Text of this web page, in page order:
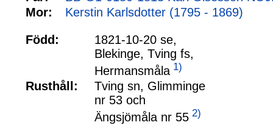
Mor:
Kerstin Karlsdotter (1795 - 1869)
Född:
1821-10-20 se,
Blekinge, Tving fs,
Hermansmåla 1)
Rusthåll:
Tving sn, Glimminge
nr 53 och
Ängsjömåla nr 55 2)